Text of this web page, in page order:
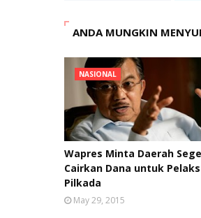
ANDA MUNGKIN
NASIONAL
Wapres Minta Daerah
Cairkan Dana untuk
Pilkada
May 29, 2015